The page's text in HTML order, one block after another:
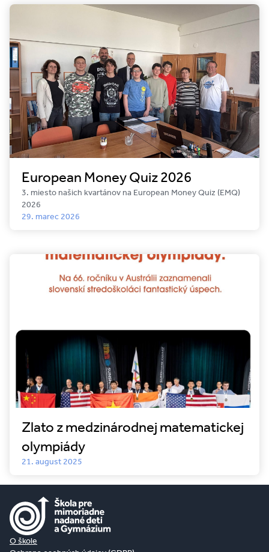
European Money Quiz 2026
3. miesto našich kvartánov na European Money Quiz (EMQ)
2026
29. marec 2026
Zlato z medzinárodnej matematickej
olympiády
21. august 2025
O škole